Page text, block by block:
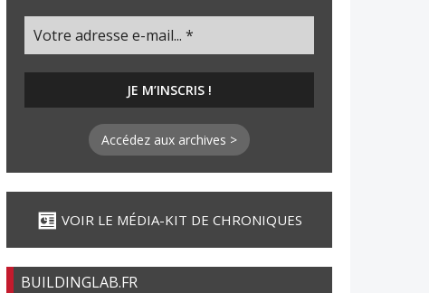
Accédez aux archives >
VOIR LE MÉDIA-KIT DE CHRONIQUES
BUILDINGLAB.FR